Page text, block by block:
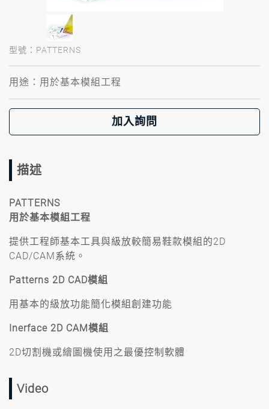
型號：PATTERNS
用途：用於基本模組工程
加入詢問
描述
PATTERNS
用於基本模組工程
提供工程師基本工具與級放較簡易鞋款模組的2D
CAD/CAM系統。
Patterns 2D CAD模組
用基本的級放功能簡化模組創建功能
Inerface 2D CAM模組
2D切割機或繪圖機使用之最優控制軟體
Video